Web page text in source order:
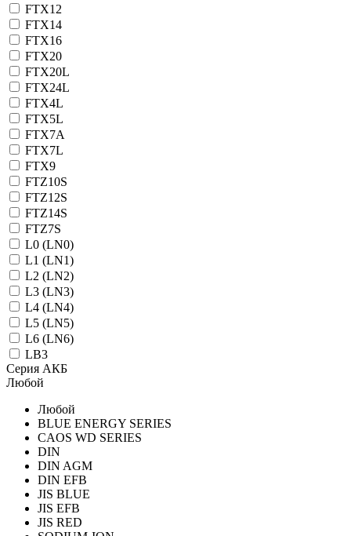
FTX12
FTX14
FTX16
FTX20
FTX20L
FTX24L
FTX4L
FTX5L
FTX7A
FTX7L
FTX9
FTZ10S
FTZ12S
FTZ14S
FTZ7S
L0 (LN0)
L1 (LN1)
L2 (LN2)
L3 (LN3)
L4 (LN4)
L5 (LN5)
L6 (LN6)
LB3
Серия АКБ
Любой
Любой
BLUE ENERGY SERIES
CAOS WD SERIES
DIN
DIN AGM
DIN EFB
JIS BLUE
JIS EFB
JIS RED